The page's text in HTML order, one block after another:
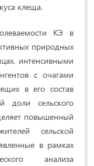
клеща.
КЭ в
природных
интенсивными
с очагами
в его состав
доли сельского
повышенный
сельской
в рамках
анализа